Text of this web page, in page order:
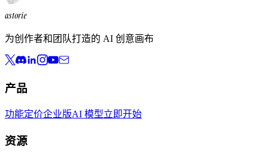
astorie
为创作者和团队打造的 AI 创意画布
产品
功能定价企业版AI 模型立即开始
资源